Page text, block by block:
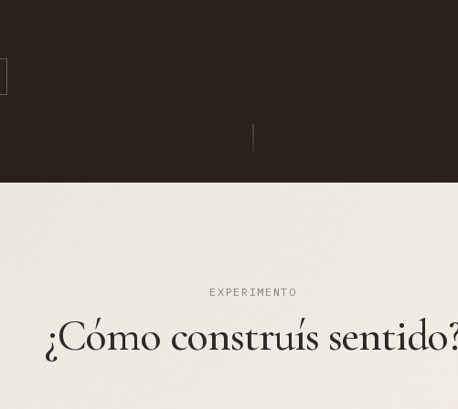
EXPERIMENTO
¿Cómo construís